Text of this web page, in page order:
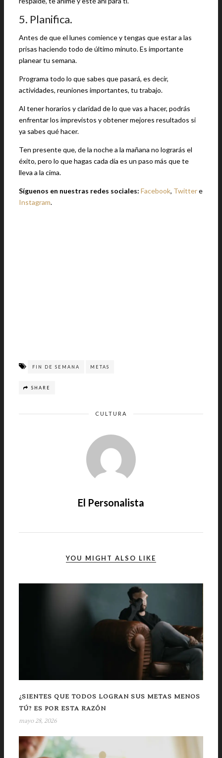
5. Planifica.
Antes de que el lunes comience y tengas que estar a las
prisas haciendo todo de último minuto. Es importante
planear tu semana.
Programa todo lo que sabes que pasará, es decir,
actividades, reuniones importantes, tu trabajo.
Al tener horarios y claridad de lo que vas a hacer, podrás
enfrentar los imprevistos y obtener mejores resultados si
ya sabes qué hacer.
Ten presente que, de la noche a la mañana no lograrás el
éxito, pero lo que hagas cada día es un paso más que te
lleva a la cima.
Síguenos en nuestras redes sociales: Facebook, Twittere
Instagram.
FIN DE SEMANA METAS
SHARE
CULTURA
El Personalista
YOU MIGHT ALSO LIKE
¿SIENTES QUE TODOS LOGRAN SUS METAS MENOS
TÚ? ES POR ESTA RAZÓN
mayo 28, 2026